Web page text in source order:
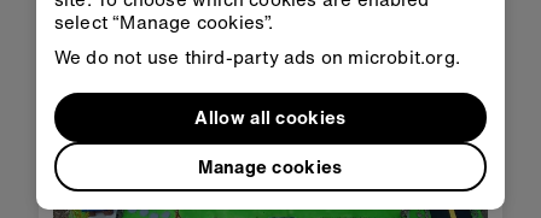
select “Manage cookies”.
We do not use third-party ads on microbit.org.
Manage cookies
Allow all cookies